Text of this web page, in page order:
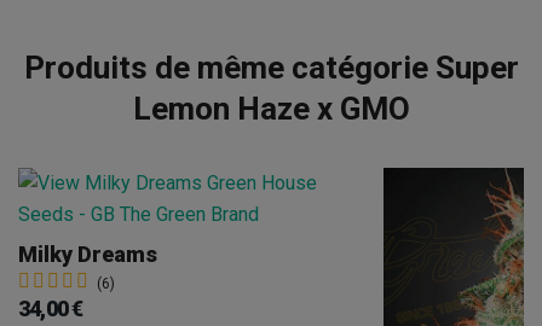
Produits de même catégorie Super
Lemon Haze x GMO
Milky Dreams
(6)
34,00 €